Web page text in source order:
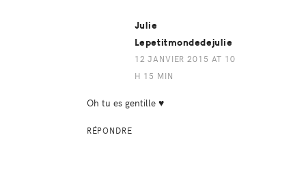
Julie
Lepetitmondedejulie
12 JANVIER 2015 AT 10
H 15 MIN
Oh tu es gentille ♥
RÉPONDRE